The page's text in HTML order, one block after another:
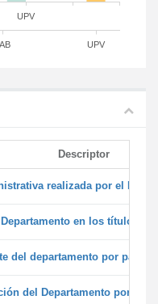
UPV
UPV
Descriptor
realizada por el
en los títulos de
del departamento por parte
del Departamento por